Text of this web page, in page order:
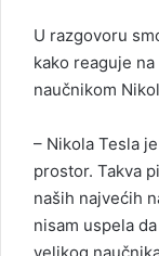
U razgovoru
kako reaguje
naučnikom
– Nikola Tesla
prostor. Takva
naših najvećih
nisam uspela
velikog